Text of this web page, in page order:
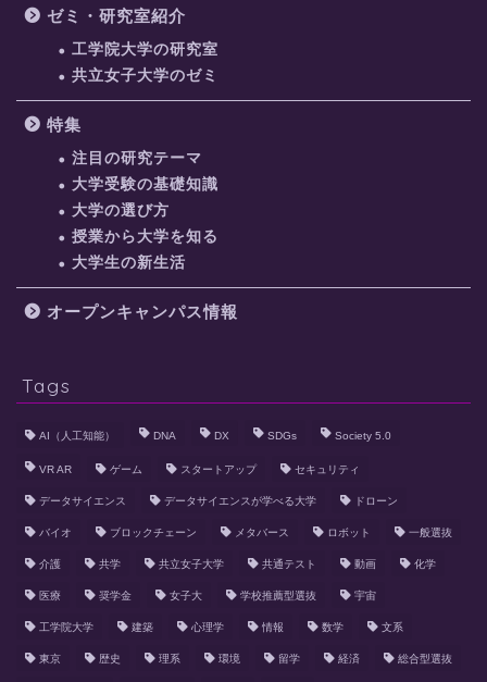
ゼミ・研究室紹介
工学院大学の研究室
共立女子大学のゼミ
特集
注目の研究テーマ
大学受験の基礎知識
大学の選び方
授業から大学を知る
大学生の新生活
オープンキャンパス情報
Tags
AI（人工知能） DNA DX SDGs Society 5.0
VR AR ゲーム スタートアップ セキュリティ
データサイエンス データサイエンスが学べる大学 ドローン
バイオ ブロックチェーン メタバース ロボット 一般選抜
介護 共学 共立女子大学 共通テスト 動画 化学
医療 奨学金 女子大 学校推薦型選抜 宇宙
工学院大学 建築 心理学 情報 数学 文系
東京 歴史 理系 環境 留学 経済 総合型選抜